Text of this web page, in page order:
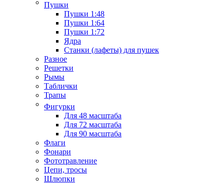
Пушки
Пушки 1:48
Пушки 1:64
Пушки 1:72
Ядра
Станки (лафеты) для пушек
Разное
Решетки
Рымы
Таблички
Трапы
Фигурки
Для 48 масштаба
Для 72 масштаба
Для 90 масштаба
Флаги
Фонари
Фототравление
Цепи, тросы
Шлюпки